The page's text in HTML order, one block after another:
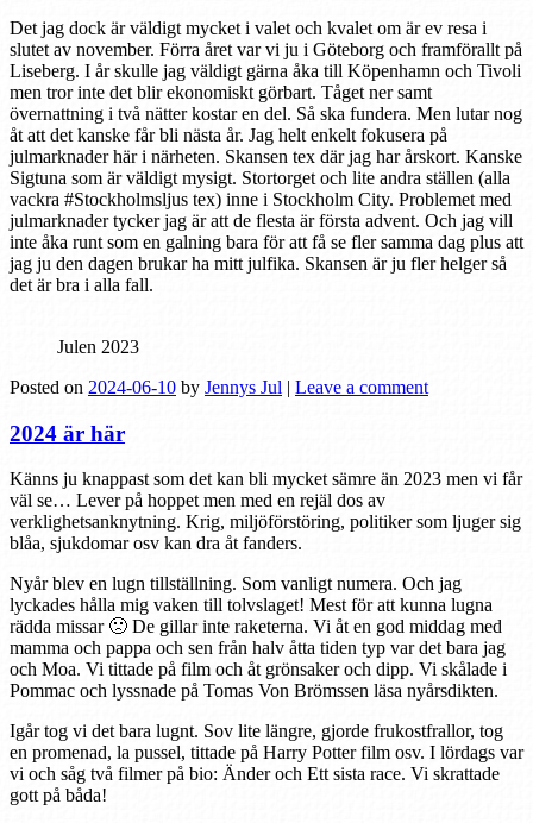
Det jag dock är väldigt mycket i valet och kvalet om är ev resa i
slutet av november. Förra året var vi ju i Göteborg och framförallt på
Liseberg. I år skulle jag väldigt gärna åka till Köpenhamn och Tivoli
men tror inte det blir ekonomiskt görbart. Tåget ner samt
övernattning i två nätter kostar en del. Så ska fundera. Men lutar nog
åt att det kanske får bli nästa år. Jag helt enkelt fokusera på
julmarknader här i närheten. Skansen tex där jag har årskort. Kanske
Sigtuna som är väldigt mysigt. Stortorget och lite andra ställen (alla
vackra #Stockholmsljus tex) inne i Stockholm City. Problemet med
julmarknader tycker jag är att de flesta är första advent. Och jag vill
inte åka runt som en galning bara för att få se fler samma dag plus att
jag ju den dagen brukar ha mitt julfika. Skansen är ju fler helger så
det är bra i alla fall.
Julen 2023
Posted on 2024-06-10 by Jennys Jul | Leave a comment
2024 är här
Känns ju knappast som det kan bli mycket sämre än 2023 men vi får
väl se… Lever på hoppet men med en rejäl dos av
verklighetsanknytning. Krig, miljöförstöring, politiker som ljuger sig
blåa, sjukdomar osv kan dra åt fanders.
Nyår blev en lugn tillställning. Som vanligt numera. Och jag
lyckades hålla mig vaken till tolvslaget! Mest för att kunna lugna
rädda missar 🙁 De gillar inte raketerna. Vi åt en god middag med
mamma och pappa och sen från halv åtta tiden typ var det bara jag
och Moa. Vi tittade på film och åt grönsaker och dipp. Vi skålade i
Pommac och lyssnade på Tomas Von Brömssen läsa nyårsdikten.
Igår tog vi det bara lugnt. Sov lite längre, gjorde frukostfrallor, tog
en promenad, la pussel, tittade på Harry Potter film osv. I lördags var
vi och såg två filmer på bio: Änder och Ett sista race. Vi skrattade
gott på båda!